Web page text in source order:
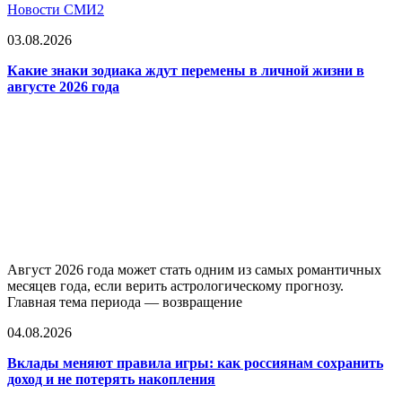
Новости СМИ2
03.08.2026
Какие знаки зодиака ждут перемены в личной жизни в
августе 2026 года
Август 2026 года может стать одним из самых романтичных
месяцев года, если верить астрологическому прогнозу.
Главная тема периода — возвращение
04.08.2026
Вклады меняют правила игры: как россиянам сохранить
доход и не потерять накопления